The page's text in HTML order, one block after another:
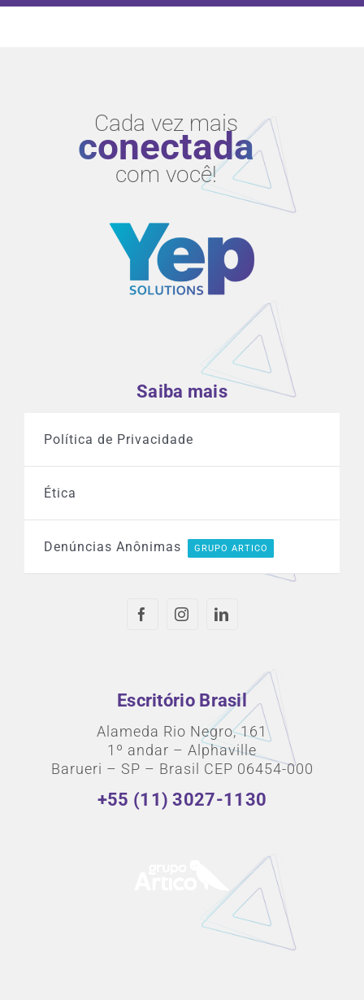
Cada vez mais
conectada
com você!
Saiba mais
Política de Privacidade
Ética
Denúncias Anônimas GRUPO ARTICO
Escritório Brasil
Alameda Rio Negro, 161
1º andar – Alphaville
Barueri – SP – Brasil CEP 06454-000
+55 (11) 3027-1130